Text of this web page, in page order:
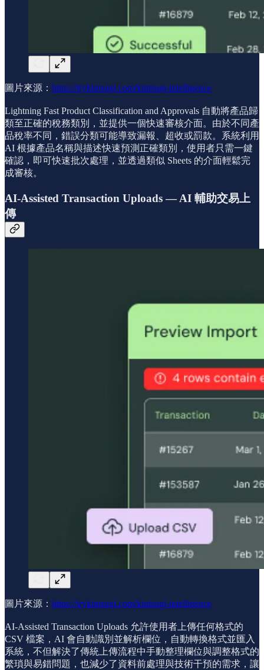
圖片來源： https://trykintsugi.com/kintsugi-intelligence
Lightning Fast Product Classification and Approvals 自動將產品歸
類至正確的稅務類別，並提供一個快速審核介面。由於不同產
品稅率不同，錯誤分類可能導致漏報、超收或罰款。系統利用
AI 根據產品名稱與描述快速預測正確類別，使用者只需一鍵
確認，即可快速批次處理，並透過類似 Sheets 的介面輕鬆完
成審核。
AI-Assisted Transaction Uploads — AI 輔助交易上
傳
圖片來源： https://trykintsugi.com/kintsugi-intelligence
AI-Assisted Transaction Uploads 允許使用者上傳任何格式的
CSV 檔案，AI 會自動識別並解析欄位，自動轉換格式並匯入
系統，不但解決了傳統上傳流程中手動整理欄位與調整格式的
繁瑣與易錯問題，也減少了資料前處理與技術干預的需求，讓